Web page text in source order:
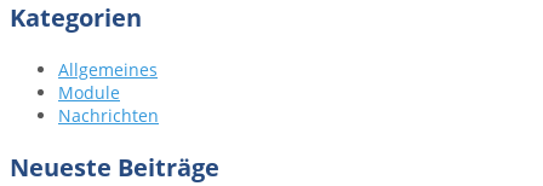
Kategorien
Allgemeines
Module
Nachrichten
Neueste Beiträge